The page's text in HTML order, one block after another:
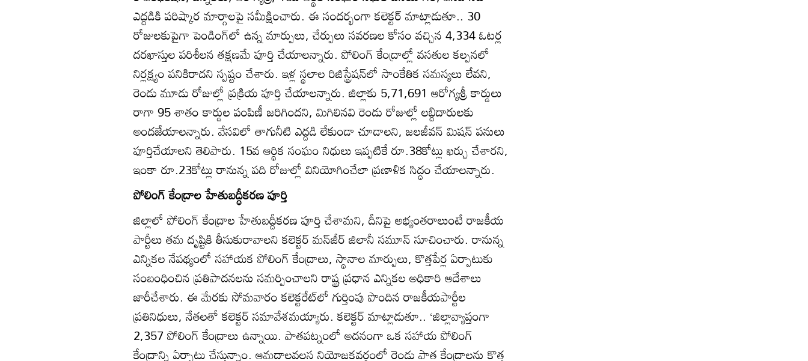
ఎద్దడికి పరిష్కార మార్గాలపై సమీక్షించారు. ఈ సందర్భంగా కలెక్టర్‌ మాట్లాడుతూ.. 30
రోజులకుపైగా పెండింగ్‌లో ఉన్న మార్పులు, చేర్పులు సవరణల కోసం వచ్చిన 4,334 ఓటర్ల
దరఖాస్తుల పరిశీలన తక్షణమే పూర్తి చేయాలన్నారు. పోలింగ్‌ కేంద్రాల్లో వసతుల కల్పనలో
నిర్లక్ష్యం పనికిరాదని స్పష్టం చేశారు. ఇళ్ల స్థలాల రిజిస్ట్రేషన్‌లో సాంకేతిక సమస్యలు లేవని,
రెండు మూడు రోజుల్లో ప్రక్రియ పూర్తి చేయాలన్నారు. జిల్లాకు 5,71,691 ఆరోగ్యశ్రీ కార్డులు
రాగా 95 శాతం కార్డుల పంపిణీ జరిగిందని, మిగిలినవి రెండు రోజుల్లో లబ్దిదారులకు
అందజేయాలన్నారు. వేసవిలో తాగునీటి ఎద్దడి లేకుండా చూడాలని, జలజీవన్‌ మిషన్‌ పనులు
పూర్తిచేయాలని తెలిపారు. 15వ ఆర్థిక సంఘం నిధులు ఇప్పటికే రూ.38కోట్లు ఖర్చు చేశారని,
ఇంకా రూ.23కోట్లు రానున్న పది రోజుల్లో వినియోగించేలా ప్రణాళిక సిద్ధం చేయాలన్నారు.
పోలింగ్‌ కేంద్రాల హేతుబద్ధీకరణ పూర్తి
జిల్లాలో పోలింగ్‌ కేంద్రాల హేతుబద్దీకరణ పూర్తి చేశామని, దీనిపై అభ్యంతరాలుంటే రాజకీయ
పార్టీలు తమ దృష్టికి తీసుకురావాలని కలెక్టర్‌ మన్‌జీర్‌ జిలానీ సమూన్‌ సూచించారు. రానున్న
ఎన్నికల నేపథ్యంలో సహాయక పోలింగ్‌ కేంద్రాలు, స్థానాల మార్పులు, కొత్తపేర్ల ఏర్పాటుకు
సంబంధించిన ప్రతిపాదనలను సమర్పించాలని రాష్ట్ర ప్రధాన ఎన్నికల అధికారి ఆదేశాలు
జారీచేశారు. ఈ మేరకు సోమవారం కలెక్టరేట్‌లో గుర్తింపు పొందిన రాజకీయపార్టీల
ప్రతినిధులు, నేతలతో కలెక్టర్‌ సమావేశమయ్యారు. కలెక్టర్‌ మాట్లాడుతూ.. ‘జిల్లావ్యాప్తంగా
2,357 పోలింగ్‌ కేంద్రాలు ఉన్నాయి. పాతపట్నంలో అదనంగా ఒక సహాయ పోలింగ్‌
కేంద్రాన్ని ఏర్పాటు చేస్తున్నాం. ఆమదాలవలస నియోజకవర్గంలో రెండు పాత కేంద్రాలను కొత్త